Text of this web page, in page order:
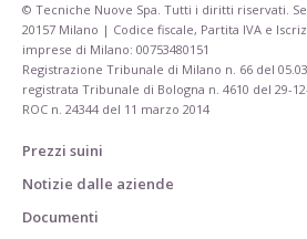
© Tecniche Nuove Spa. Tutti i diritti riservati.
20157 Milano | Codice fiscale, Partita IVA e
imprese di Milano: 00753480151
Registrazione Tribunale di Milano n. 66 del
registrata Tribunale di Bologna n. 4610 del 29-
ROC n. 24344 del 11 marzo 2014
Prezzi suini
Notizie dalle aziende
Documenti